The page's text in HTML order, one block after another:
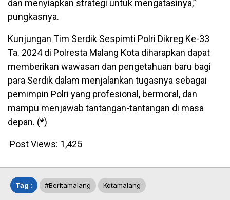
dan menyiapkan strategi untuk mengatasinya,”
pungkasnya.
Kunjungan Tim Serdik Sespimti Polri Dikreg Ke-33
Ta. 2024 di Polresta Malang Kota diharapkan dapat
memberikan wawasan dan pengetahuan baru bagi
para Serdik dalam menjalankan tugasnya sebagai
pemimpin Polri yang profesional, bermoral, dan
mampu menjawab tantangan-tantangan di masa
depan. (*)
Post Views: 1,425
Tag : #beritamalang Kotamalang